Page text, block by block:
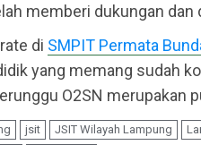
memberi dukungan dan
di SMPIT Permata
yang memang sudah
O2SN merupakan
jsit JSIT Wilayah Lampung